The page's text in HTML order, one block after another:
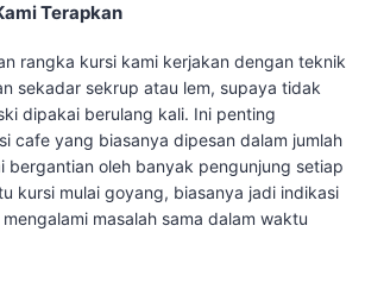
Terapkan
rangka kursi kami kerjakan dengan teknik
sekadar sekrup atau lem, supaya tidak
dipakai berulang kali. Ini penting
cafe yang biasanya dipesan dalam jumlah
bergantian oleh banyak pengunjung setiap
kursi mulai goyang, biasanya jadi indikasi
masalah sama dalam waktu